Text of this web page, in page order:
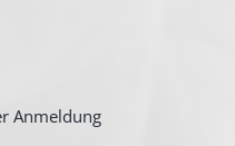
Anmeldung